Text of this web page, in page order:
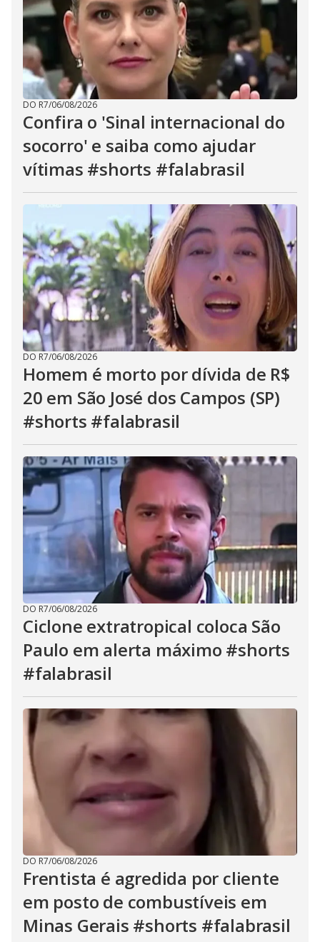
DO R7/06/08/2026
Confira o 'Sinal internacional do
socorro' e saiba como ajudar
vítimas #shorts #falabrasil
DO R7/06/08/2026
Homem é morto por dívida de R$
20 em São José dos Campos (SP)
#shorts #falabrasil
DO R7/06/08/2026
Ciclone extratropical coloca São
Paulo em alerta máximo #shorts
#falabrasil
DO R7/06/08/2026
Frentista é agredida por cliente
em posto de combustíveis em
Minas Gerais #shorts #falabrasil